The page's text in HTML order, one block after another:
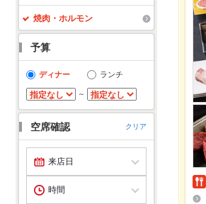
焼肉・ホルモン
予算
ディナー ランチ
～
空席確認 クリア